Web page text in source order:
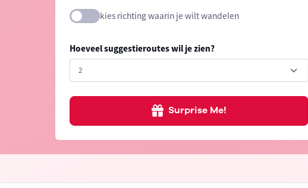
kies richting waarin je wilt wandelen
Hoeveel suggestieroutes wil je zien?
Surprise Me!